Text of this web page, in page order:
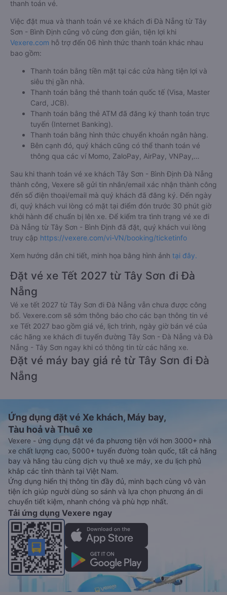
thanh toán vé.
Việc đặt mua và thanh toán vé xe khách đi Đà Nẵng từ Tây
Sơn - Bình Định cũng vô cùng đơn giản, tiện lợi khi
Vexere.com hỗ trợ đến 06 hình thức thanh toán khác nhau
bao gồm:
Thanh toán bằng tiền mặt tại các cửa hàng tiện lợi và
siêu thị gần nhà.
Thanh toán bằng thẻ thanh toán quốc tế (Visa, Master
Card, JCB).
Thanh toán bằng thẻ ATM đã đăng ký thanh toán trực
tuyến (Internet Banking).
Thanh toán bằng hình thức chuyển khoản ngân hàng.
Bên cạnh đó, quý khách cũng có thể thanh toán vé
thông qua các ví Momo, ZaloPay, AirPay, VNPay,…
Sau khi thanh toán vé xe khách Tây Sơn - Bình Định Đà Nẵng
thành công, Vexere sẽ gửi tin nhắn/email xác nhận thành công
đến số điện thoại/email mà quý khách đã đăng ký. Đến ngày
đi, quý khách vui lòng có mặt tại điểm đón trước 30 phút giờ
khởi hành để chuẩn bị lên xe. Để kiểm tra tình trạng vé xe đi
Đà Nẵng từ Tây Sơn - Bình Định đã đặt, quý khách vui lòng
truy cập https://vexere.com/vi-VN/booking/ticketinfo
Xem hướng dẫn chi tiết, minh họa bằng hình ảnh tại đây.
Đặt vé xe Tết 2027 từ Tây Sơn đi Đà
Nẵng
Vé xe tết 2027 từ Tây Sơn đi Đà Nẵng vẫn chưa được công
bố. Vexere.com sẽ sớm thông báo cho các bạn thông tin vé
xe Tết 2027 bao gồm giá vé, lịch trình, ngày giờ bán vé của
các hãng xe khách đi tuyến đường Tây Sơn - Đà Nẵng và Đà
Nẵng - Tây Sơn ngay khi có thông tin từ các hãng xe.
Đặt vé máy bay giá rẻ từ Tây Sơn đi Đà
Nẵng
Ứng dụng đặt vé Xe khách, Máy bay,
Tàu hoả và Thuê xe
Vexere - ứng dụng đặt vé đa phương tiện với hơn 3000+ nhà
xe chất lượng cao, 5000+ tuyến đường toàn quốc, tất cả hãng
bay và hãng tàu cùng dịch vụ thuê xe máy, xe du lịch phủ
khắp các tỉnh thành tại Việt Nam.
Ứng dụng hiển thị thông tin đầy đủ, minh bạch cùng vô vàn
tiện ích giúp người dùng so sánh và lựa chọn phương án di
chuyển tiết kiệm, nhanh chóng và phù hợp nhất.
Tải ứng dụng Vexere ngay